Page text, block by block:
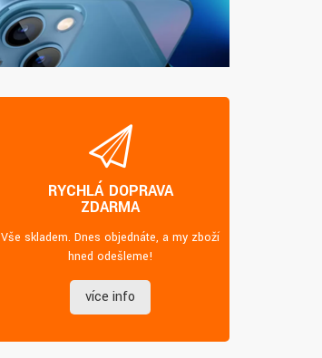
RYCHLÁ DOPRAVA
ZDARMA
Vše skladem. Dnes objednáte, a my zboží
hned odešleme!
více info